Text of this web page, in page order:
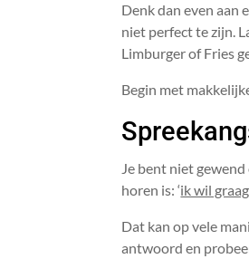
Denk dan even aan
niet perfect te zijn.
Limburger of Fries
Begin met
Je bent niet
horen is: ‘ik wil
Dat kan op vele
antwoord en